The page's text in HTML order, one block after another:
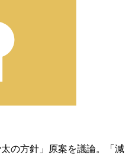
の方針」原案を議論。「減